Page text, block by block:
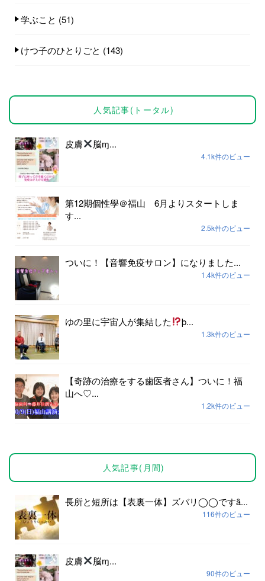
学ぶこと (51)
けつ子のひとりごと (143)
人気記事(トータル)
皮膚 脳ɱ...
4.1k件のビュー
第12期個性學＠福山 6月よりスタートしま
す...
2.5k件のビュー
ついに！【音響免疫サロン】になりました...
1.4k件のビュー
ゆの里に宇宙人が集結した þ...
1.3k件のビュー
【奇跡の治療をする歯医者さん】ついに！福
山へ♡...
1.2k件のビュー
人気記事(月間)
長所と短所は【表裏一体】ズバリ◯◯ですȃ...
116件のビュー
皮膚 脳ɱ...
90件のビュー